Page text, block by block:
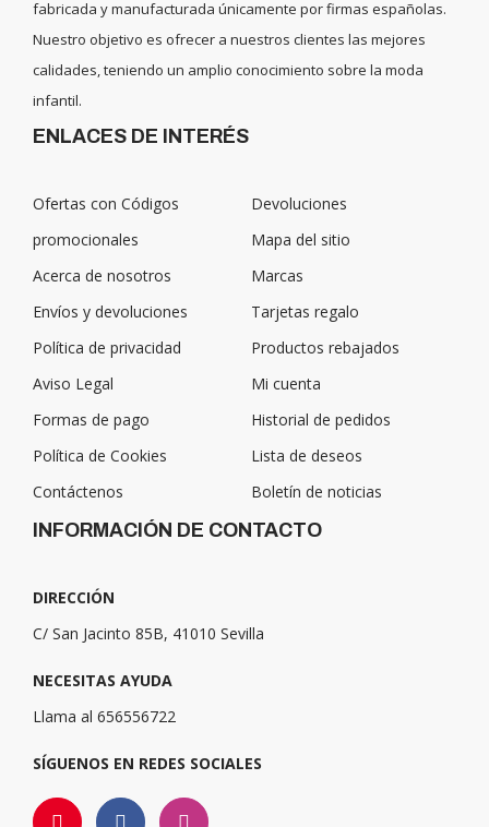
fabricada y manufacturada únicamente por firmas españolas.
Nuestro objetivo es ofrecer a nuestros clientes las mejores
calidades, teniendo un amplio conocimiento sobre la moda
infantil.
ENLACES DE INTERÉS
Ofertas con Códigos
promocionales
Acerca de nosotros
Envíos y devoluciones
Política de privacidad
Aviso Legal
Formas de pago
Política de Cookies
Contáctenos
Devoluciones
Mapa del sitio
Marcas
Tarjetas regalo
Productos rebajados
Mi cuenta
Historial de pedidos
Lista de deseos
Boletín de noticias
INFORMACIÓN DE CONTACTO
DIRECCIÓN
C/ San Jacinto 85B, 41010 Sevilla
NECESITAS AYUDA
Llama al 656556722
SÍGUENOS EN REDES SOCIALES